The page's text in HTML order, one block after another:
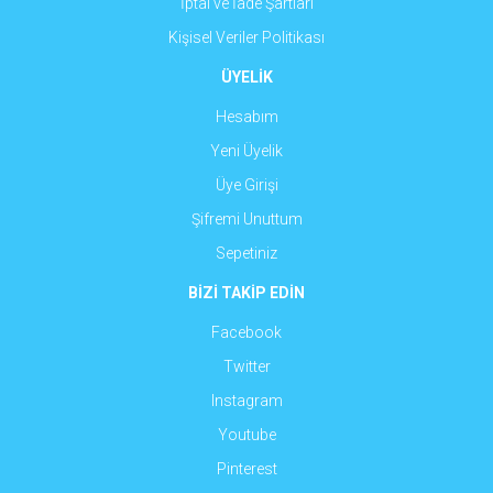
Kişisel Veriler Politikası
ÜYELİK
Hesabım
Yeni Üyelik
Üye Girişi
Şifremi Unuttum
Sepetiniz
BİZİ TAKİP EDİN
Facebook
Twitter
Instagram
Youtube
Pinterest